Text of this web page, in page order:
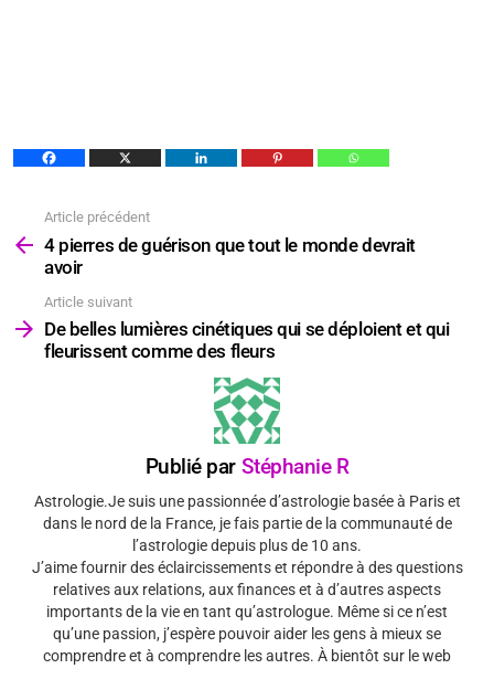
plus
Article précédent
4 pierres de guérison que tout le monde devrait
avoir
Article suivant
De belles lumières cinétiques qui se déploient et qui
fleurissent comme des fleurs
Publié par Stéphanie R
Astrologie.Je suis une passionnée d’astrologie basée à Paris et
dans le nord de la France, je fais partie de la communauté de
l’astrologie depuis plus de 10 ans.
J’aime fournir des éclaircissements et répondre à des questions
relatives aux relations, aux finances et à d’autres aspects
importants de la vie en tant qu’astrologue. Même si ce n’est
qu’une passion, j’espère pouvoir aider les gens à mieux se
comprendre et à comprendre les autres. À bientôt sur le web